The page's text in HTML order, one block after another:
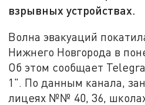
взрывных устройствах.
Волна эвакуаций
Нижнего Новгорода в
Об этом сообщает
1". По данным канала,
лицеях №№ 40, 36,